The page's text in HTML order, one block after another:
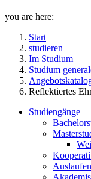
you are here:
Start
studieren
Im Studium
Studium
Reflektiertes
Studiengänge